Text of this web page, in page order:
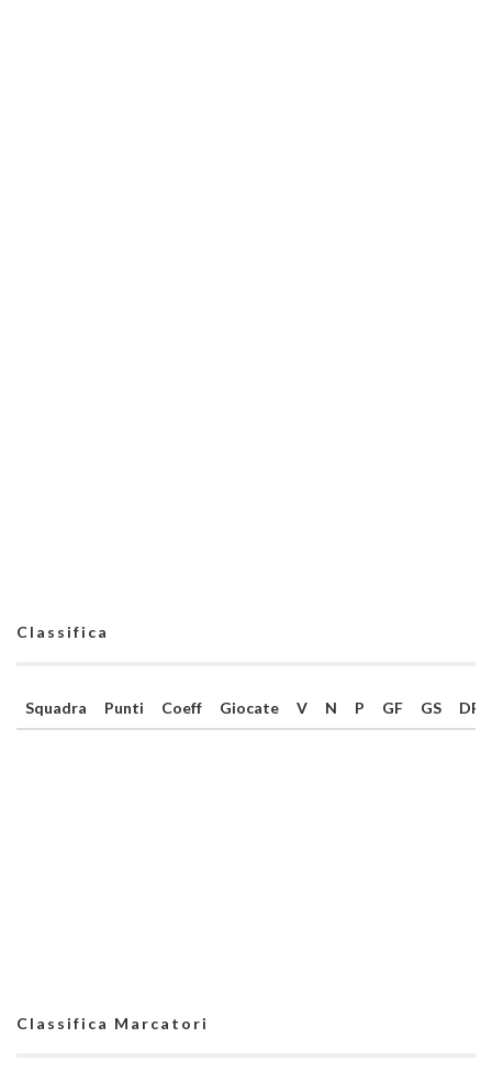
Classifica
Squadra Punti Coeff Giocate V N P GF GS DR
Classifica Marcatori